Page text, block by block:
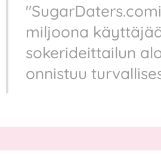
miljoona
sokerideittailun
onnistuu